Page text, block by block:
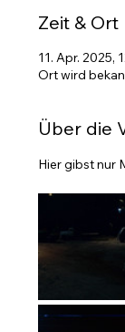
Zeit & Ort
11. Apr. 2025,
Ort wird
Über die
Hier gibst nur